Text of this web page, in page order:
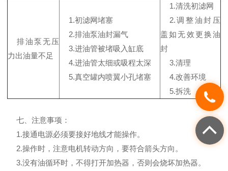
排油泵无压
力出油量不足
1.初滤网堵塞
2.排油泵油封漏气
3.进油管被堵吸入缸底
4.进油管太细或吸程太深
5.真空罐内喷翼小孔堵塞
1.清洗初滤网
2.调整油封压
盖如无效更换油
封
3.清理
4.改善环境
5.拆洗
七、注意事项：
1.接通电源必须要接好地线才能操作。
2.操作时，注意电机转动方向，要符合箭头方向。
3.没有油循环时，不得打开加热器，否则会烧坏加热器。